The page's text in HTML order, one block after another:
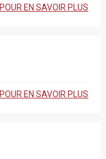
POUR EN SAVOIR PLUS
POUR EN SAVOIR PLUS